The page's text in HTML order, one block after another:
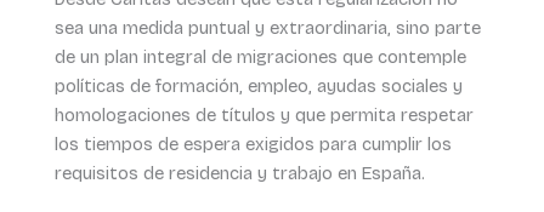
sea una medida puntual y extraordinaria, sino parte
de un plan integral de migraciones que contemple
políticas de formación, empleo, ayudas sociales y
homologaciones de títulos y que permita respetar
los tiempos de espera exigidos para cumplir los
requisitos de residencia y trabajo en España.